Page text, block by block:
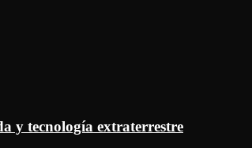
y tecnología extraterrestre